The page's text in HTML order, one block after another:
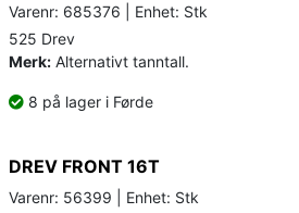
Varenr: 685376 | Enhet: Stk
525 Drev
Merk: Alternativt tanntall.
8 på lager i Førde
DREV FRONT 16T
Varenr: 56399 | Enhet: Stk